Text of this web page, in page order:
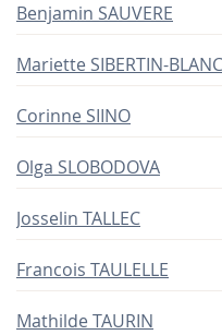
Benjamin SAUVERE
Mariette SIBERTIN-BLANC
Corinne SIINO
Olga SLOBODOVA
Josselin TALLEC
Francois TAULELLE
Mathilde TAURIN